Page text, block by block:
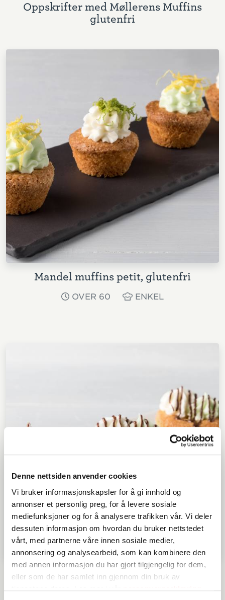
Denne nettsiden anvender cookies
Vi bruker informasjonskapsler for å gi innhold og
annonser et personlig preg, for å levere sosiale
mediefunksjoner og for å analysere trafikken vår. Vi deler
dessuten informasjon om hvordan du bruker nettstedet
vårt, med partnerne våre innen sosiale medier,
annonsering og analysearbeid, som kan kombinere den
med annen informasjon du har gjort tilgjengelig for dem,
eller som de har samlet inn gjennom din bruk av
Oppskrifter med Møllerens Muffins
glutenfri
Mandel muffins petit, glutenfri
OVER 60 ENKEL
Muffins cupcake, glutenfri